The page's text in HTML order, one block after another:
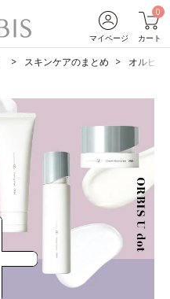
マイページ
0
カート
スキンケアのまとめ オルビス